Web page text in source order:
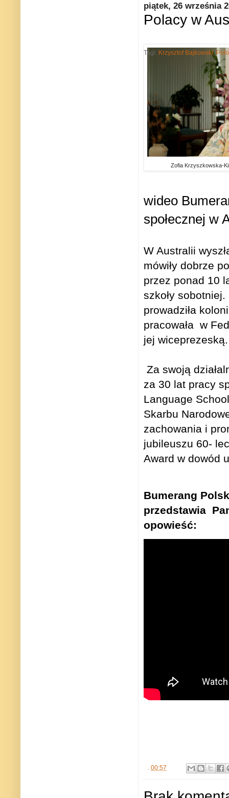
piątek, 26 września
Polacy w
Zofia Krzyszkowska-
wideo
społecznej w
W Australii
mówiły dobrze
przez ponad 10
szkoły
prowadziła
pracowała w
jej wiceprezeską.
Za swoją
za 30 lat pracy
Language
Skarbu
zachowania i
jubileuszu 60-
Award w dowód
Bumerang
przedstawia
opowieść:
. 00:57
Tagi: Krzysztof Bajkowski,